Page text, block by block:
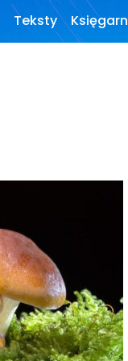
Teksty
Wywiady
Dla autorów
Darmowy
ebook
Linki